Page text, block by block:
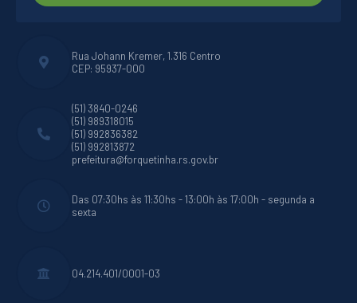
Rua Johann Kremer, 1.316 Centro
CEP: 95937-000
(51) 3840-0246
(51) 989318015
(51) 992836382
(51) 992813872
prefeitura@forquetinha.rs.gov.br
Das 07:30hs às 11:30hs - 13:00h às 17:00h - segunda a
sexta
04.214.401/0001-03